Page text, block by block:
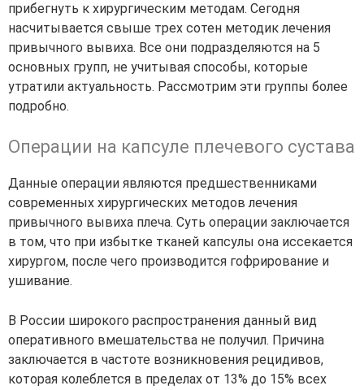
прибегнуть к хирургическим методам. Сегодня
насчитывается свыше трех сотен методик лечения
привычного вывиха. Все они подразделяются на 5
основных групп, не учитывая способы, которые
утратили актуальность. Рассмотрим эти группы более
подробно.
Операции на капсуле плечевого сустава
Данные операции являются предшественниками
современных хирургических методов лечения
привычного вывиха плеча. Суть операции заключается
в том, что при избытке тканей капсулы она иссекается
хирургом, после чего производится гофрирование и
ушивание.
В России широкого распространения данный вид
оперативного вмешательства не получил. Причина
заключается в частоте возникновения рецидивов,
которая колеблется в пределах от 13% до 15% всех